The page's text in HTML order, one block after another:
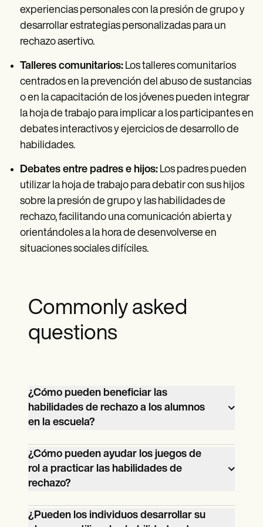
experiencias personales con la presión de grupo y
desarrollar estrategias personalizadas para un
rechazo asertivo.
Talleres comunitarios: Los talleres comunitarios
centrados en la prevención del abuso de sustancias
o en la capacitación de los jóvenes pueden integrar
la hoja de trabajo para implicar a los participantes en
debates interactivos y ejercicios de desarrollo de
habilidades.
Debates entre padres e hijos: Los padres pueden
utilizar la hoja de trabajo para debatir con sus hijos
sobre la presión de grupo y las habilidades de
rechazo, facilitando una comunicación abierta y
orientándoles a la hora de desenvolverse en
situaciones sociales difíciles.
Commonly asked
questions
¿Cómo pueden beneficiar las
habilidades de rechazo a los alumnos
en la escuela?
Las habilidades de rechazo capacitan a
los alumnos para tomar decisiones
informadas, resistir la presión de los
compañeros y mantener la concentración
en el éxito académico, lo que conduce a
mejores notas y al bienestar general.
¿Cómo pueden ayudar los juegos de
rol a practicar las habilidades de
rechazo?
Los juegos de rol permiten a los
individuos simular determinadas
¿Pueden los individuos desarrollar su